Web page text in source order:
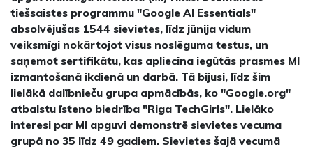
tiešsaistes programmu "Google AI Essentials"
absolvējušas 1544 sievietes, līdz jūnija vidum
veiksmīgi nokārtojot visus noslēguma testus, un
saņemot sertifikātu, kas apliecina iegūtās prasmes MI
izmantošanā ikdienā un darbā. Tā bijusi, līdz šim
lielākā dalībnieču grupa apmācībās, ko "Google.org"
atbalstu īsteno biedrība "Riga TechGirls". Lielāko
interesi par MI apguvi demonstrē sievietes vecuma
grupā no 35 līdz 49 gadiem. Sievietes šajā vecumā